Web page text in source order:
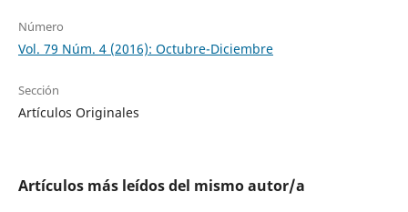
Número
Vol. 79 Núm. 4 (2016): Octubre-Diciembre
Sección
Artículos Originales
Artículos más leídos del mismo autor/a